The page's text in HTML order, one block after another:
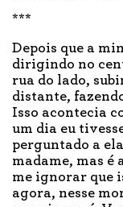
***
Depois que a
dirigindo no
rua do lado,
distante,
Isso acontecia
um dia eu
perguntado a
madame, mas é
me ignorar que
agora, nesse